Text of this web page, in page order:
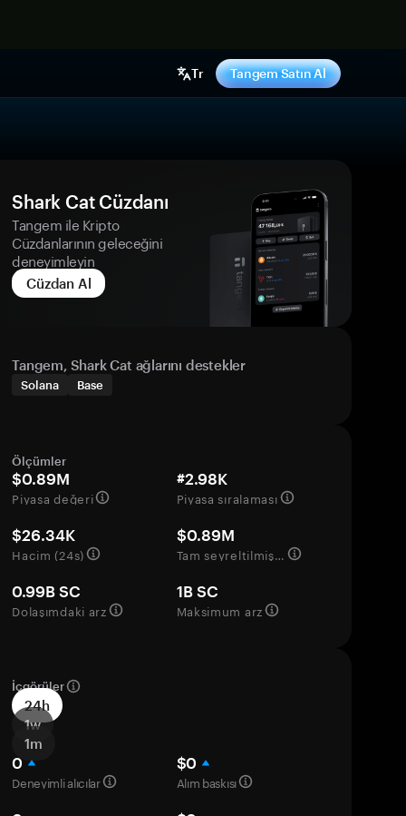
Tr Tangem Satın Al
Shark Cat Cüzdanı
Tangem ile Kripto
Cüzdanlarının geleceğini
deneyimleyin
Cüzdan Al
Tangem, Shark Cat ağlarını destekler
Solana Base
Ölçümler
$0.89M
Piyasa değeri
#2.98K
Piyasa sıralaması
$26.34K
Hacim (24s)
$0.89M
Tam seyreltilmiş değerleme
0.99B SC
Dolaşımdaki arz
1B SC
Maksimum arz
İçgörüler
24h
1w
1m
0
Deneyimli alıcılar
$0
Alım baskısı